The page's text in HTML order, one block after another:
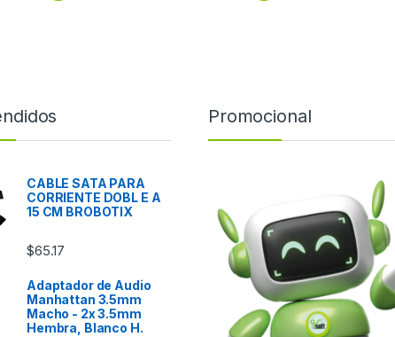
CABLE SATA PARA
CORRIENTE DOBL E A
15 CM BROBOTIX
$65.17
Adaptador de Audio
Manhattan 3.5mm
Macho - 2x 3.5mm
Hembra, Blanco H.
Promocional